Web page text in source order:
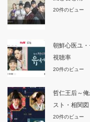
20件のビュー
朝鮮心医ユ
視聴率
20件のビュー
哲仁王后～
スト・相関
20件のビュー